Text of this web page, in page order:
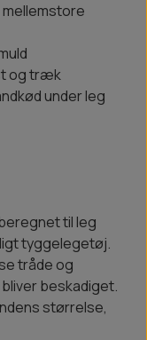
mellemstore
og træk
under leg
til leg
tyggelegetøj.
tråde og
beskadiget.
størrelse,